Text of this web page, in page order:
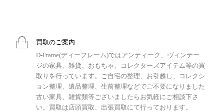
買取のご案内
D-Frame(ディーフレーム)ではアンティーク、ヴィンテー
ジの家具、雑貨、おもちゃ、コレクターズアイテム等の買
取りを行っています。ご自宅の整理、お引越し、コレクシ
ョン整理、遺品整理、生前整理などでご不要になりました
古い家具、雑貨類等ございましたらお気軽にご相談下さ
い。買取は店頭買取、出張買取にて行っております。